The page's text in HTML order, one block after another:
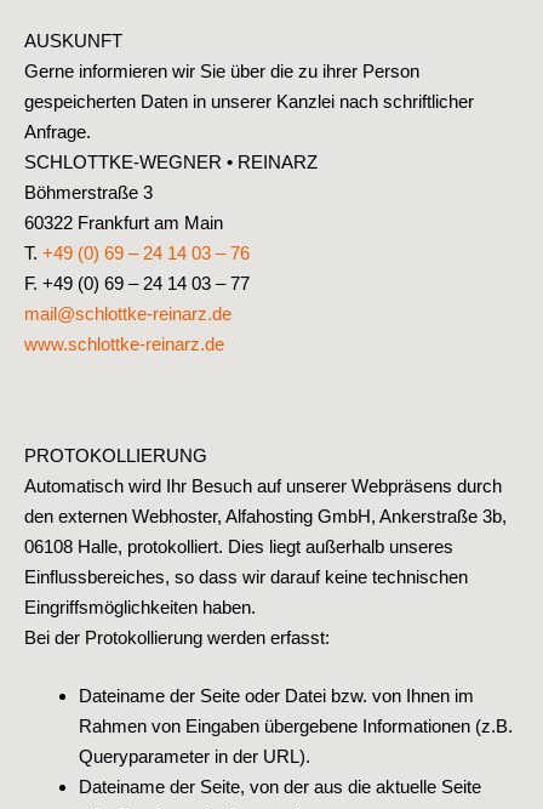
AUSKUNFT
Gerne informieren wir Sie über die zu ihrer Person
gespeicherten Daten in unserer Kanzlei nach schriftlicher
Anfrage.
SCHLOTTKE-WEGNER • REINARZ
Böhmerstraße 3
60322 Frankfurt am Main
T. +49 (0) 69 – 24 14 03 – 76
F. +49 (0) 69 – 24 14 03 – 77
mail@schlottke-reinarz.de
www.schlottke-reinarz.de
PROTOKOLLIERUNG
Automatisch wird Ihr Besuch auf unserer Webpräsens durch
den externen Webhoster, Alfahosting GmbH, Ankerstraße 3b,
06108 Halle, protokolliert. Dies liegt außerhalb unseres
Einflussbereiches, so dass wir darauf keine technischen
Eingriffsmöglichkeiten haben.
Bei der Protokollierung werden erfasst:
Dateiname der Seite oder Datei bzw. von Ihnen im
Rahmen von Eingaben übergebene Informationen (z.B.
Queryparameter in der URL).
Dateiname der Seite, von der aus die aktuelle Seite